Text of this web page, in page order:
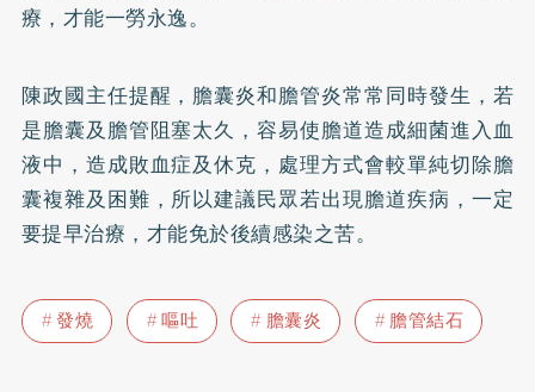
療，才能一勞永逸。
陳政國主任提醒，膽囊炎和膽管炎常常同時發生，若
是膽囊及膽管阻塞太久，容易使膽道造成細菌進入血
液中，造成敗血症及休克，處理方式會較單純切除膽
囊複雜及困難，所以建議民眾若出現膽道疾病，一定
要提早治療，才能免於後續感染之苦。
發燒 嘔吐 膽囊炎 膽管結石